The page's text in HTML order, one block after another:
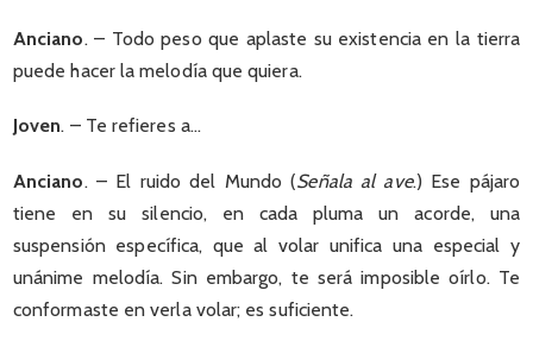
Anciano. – Todo peso que aplaste su existencia en la tierra
puede hacer la melodía que quiera.
Joven. – Te refieres a…
Anciano. – El ruido del Mundo (Señala al ave.) Ese pájaro
tiene en su silencio, en cada pluma un acorde, una
suspensión específica, que al volar unifica una especial y
unánime melodía. Sin embargo, te será imposible oírlo. Te
conformaste en verla volar; es suficiente.